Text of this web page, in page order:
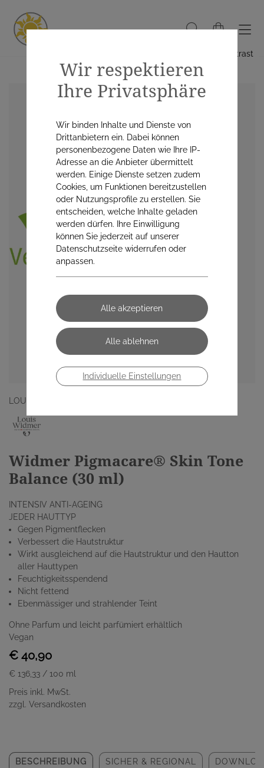
Hoher Kontrast
LOUIS WIDMER GMBH
Widmer Pigmacare® Skin Tone
Balance (30 ml)
INTENSIV ANTI-AGEING
JEDER HAUTTYP
Gegen Pigmentflecken
Verbessert die Hautstruktur
Wirkt ausgleichend auf die Hautstruktur und den Hautton
aller Hauttypen
Feuchtigkeitsspendend
Nicht fettend
Ebenmässiger und strahlender Teint
Ohne Parfum und leicht parfümiert erhältlich
Vegan
€ 40,90
€ 136,33 / 100 ml
Preis inkl. MwSt.
zzgl. Versandkosten
BESCHREIBUNG SICHER & REGIONAL
Wir respektieren
Ihre Privatsphäre
Wir binden Inhalte und Dienste von
Drittanbietern ein. Dabei können
personenbezogene Daten wie Ihre IP-
Adresse an die Anbieter übermittelt
werden. Einige Dienste setzen zudem
Cookies, um Funktionen bereitzustellen
oder Nutzungsprofile zu erstellen. Sie
entscheiden, welche Inhalte geladen
werden dürfen. Ihre Einwilligung
können Sie jederzeit auf unserer
Datenschutzseite widerrufen oder
anpassen.
Individuelle Einstellungen